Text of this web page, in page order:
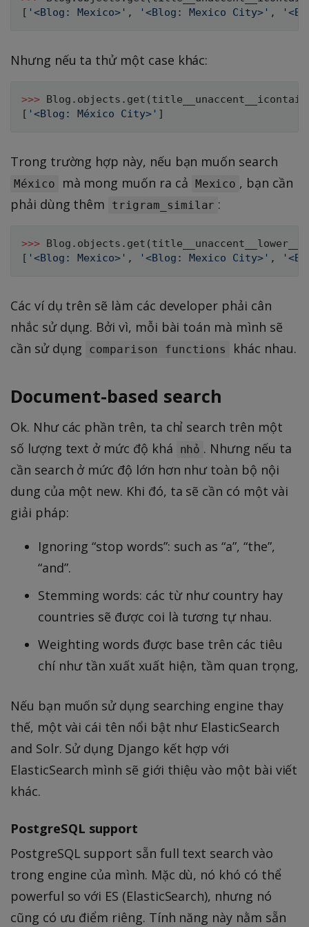
[ '<Blog: Mexico>' , '<Blog: Mexico City>' ,
Nhưng nếu ta thử một case khác:
>>> Blog . objects . get (
[ '<Blog: México City>' ]
Trong trường hợp này, nếu bạn muốn search
México mà mong muốn ra cả Mexico , bạn cần
phải dùng thêm
trigram_similar :
>>> Blog . objects . get (
[ '<Blog: Mexico>' , '<Blog: Mexico City>' ,
Các ví dụ trên sẽ làm các developer phải cân
nhắc sử dụng. Bởi vì, mỗi bài toán mà mình sẽ
cần sử dụng
comparison functions khác nhau.
Document-based search
Ok. Như các phần trên, ta chỉ search trên một
số lượng text ở mức độ khá
nhỏ . Nhưng nếu ta
cần search ở mức độ lớn hơn như toàn bộ nội
dung của một new. Khi đó, ta sẽ cần có một vài
giải pháp:
Ignoring “stop words”: such as “a”, “the”,
“and”.
Stemming words: các từ như country hay
countries sẽ được coi là tương tự nhau.
Weighting words được base trên các tiêu
chí như tần xuất xuất hiện, tầm quan trọng,
Nếu bạn muốn sử dụng searching engine thay
thế, một vài cái tên nổi bật như ElasticSearch
and Solr. Sử dụng Django kết hợp với
ElasticSearch mình sẽ giới thiệu vào một bài viết
khác.
PostgreSQL support
PostgreSQL support sẵn full text search vào
trong engine của mình. Mặc dù, nó khó có thể
powerful so với ES (ElasticSearch), nhưng nó
cũng có ưu điểm riêng. Tính năng này nằm sẵn